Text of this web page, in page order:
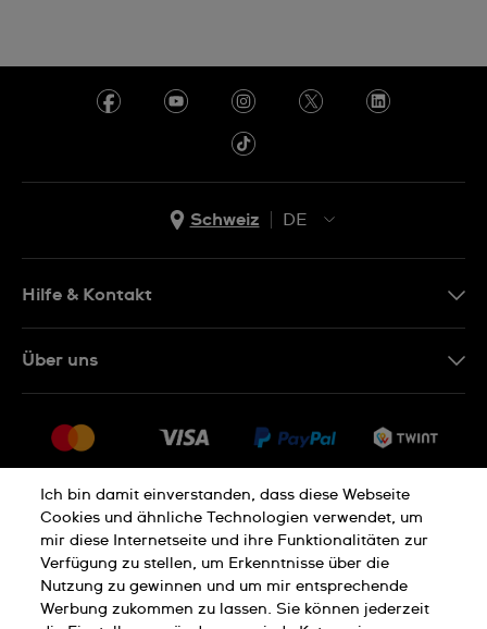
Schweiz
DE
IT
Hilfe & Kontakt
Rückgaberecht
Verkaufs- und Lieferbedingungen
Vertrag widerrufen
Über uns
Jobs
Datenschutzerklärung Cookies Hinweis
Ich bin damit einverstanden, dass diese Webseite
Cookies und ähnliche Technologien verwendet, um
mir diese Internetseite und ihre Funktionalitäten zur
Verfügung zu stellen, um Erkenntnisse über die
Nutzung zu gewinnen und um mir entsprechende
Werbung zukommen zu lassen. Sie können jederzeit